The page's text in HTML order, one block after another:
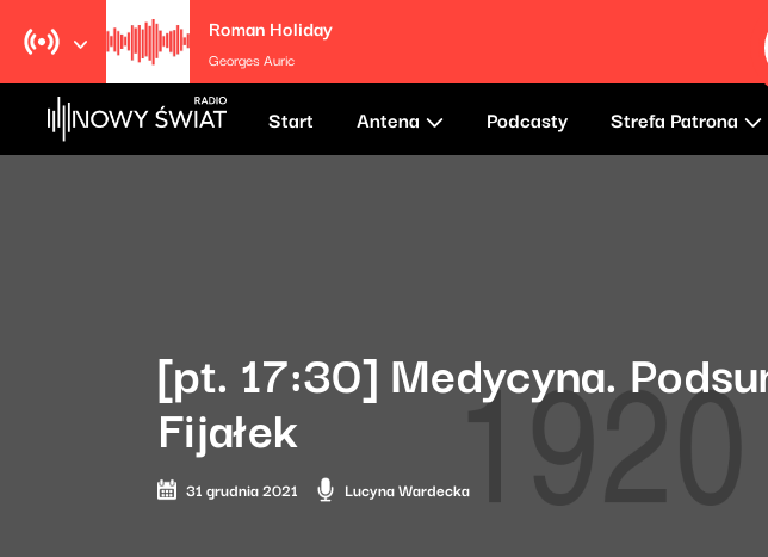
Roman Holiday
Georges Auric
Start Antena Podcasty Strefa Patrona
[pt. 17:30] Medycyna.
Fijałek
31 grudnia 2021 Lucyna Wardecka